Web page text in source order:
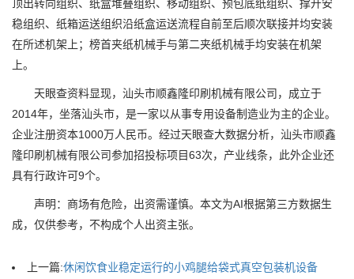
顶出转向组织、纸盒堆叠组织、移动组织、预包底纸组织、撑开安
稳组织、纸箱运送组织沿纸盒运送流程自前至后顺次联接并均安装
在所述机架上；榜首夹纸机械手与第二夹纸机械手均安装在机架
上。
天眼查资料显现，汕头市顺鑫隆印刷机械有限公司，成立于
2014年，坐落汕头市，是一家以从事专用设备制造业为主的企业。
企业注册资本1000万人民币。经过天眼查大数据分析，汕头市顺鑫
隆印刷机械有限公司参加招投标项目63次，产业线条，此外企业还
具有行政许可9个。
声明：商场有危险，出资需谨慎。本文为AI根据第三方数据生
成，仅供参考，不构成个人出资主张。
上一篇:休闲饮食业稳定运行的小鸡腿给袋式真空包装机设备